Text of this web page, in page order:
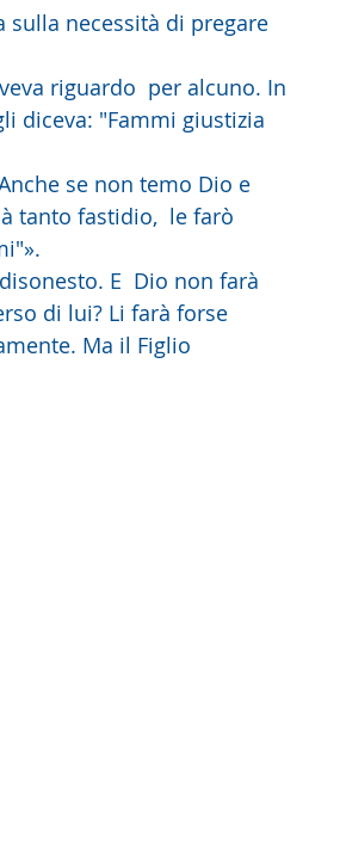
sulla necessità di pregare
diceva: "Fammi giustizia
tanto fastidio,  le farò
di lui? Li farà forse
Ma il Figlio